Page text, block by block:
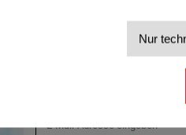
Nur
Service-Informationen, z.B. zur
Ich möchte den Schmidt-Spiele-